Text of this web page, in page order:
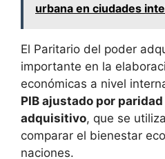
urbana en ciudades
El ⁤Paritario del ⁤poder
importante en la
económicas‌ a nivel
PIB ajustado por
adquisitivo, que se
comparar el bienestar
naciones.